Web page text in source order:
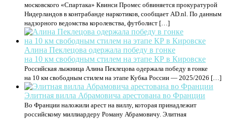
московского «Спартака» Квинси Промес обвиняется прокуратурой
Нидерландов в контрабанде наркотиков, сообщает AD.nl. По данным
надзорного ведомства королевства, футболист […]
Алина Пеклецова одержала победу в гонке
на 10 км свободным стилем на этапе КР в Кировске
Российская лыжница Алина Пеклецова одержала победу в гонке
на 10 км свободным стилем на этапе Кубка России — 2025/2026 […]
Элитная вилла Абрамовича арестована во Франции
Во Франции наложили арест на виллу, которая принадлежит
российскому миллиардеру Роману Абрамовичу. Элитная